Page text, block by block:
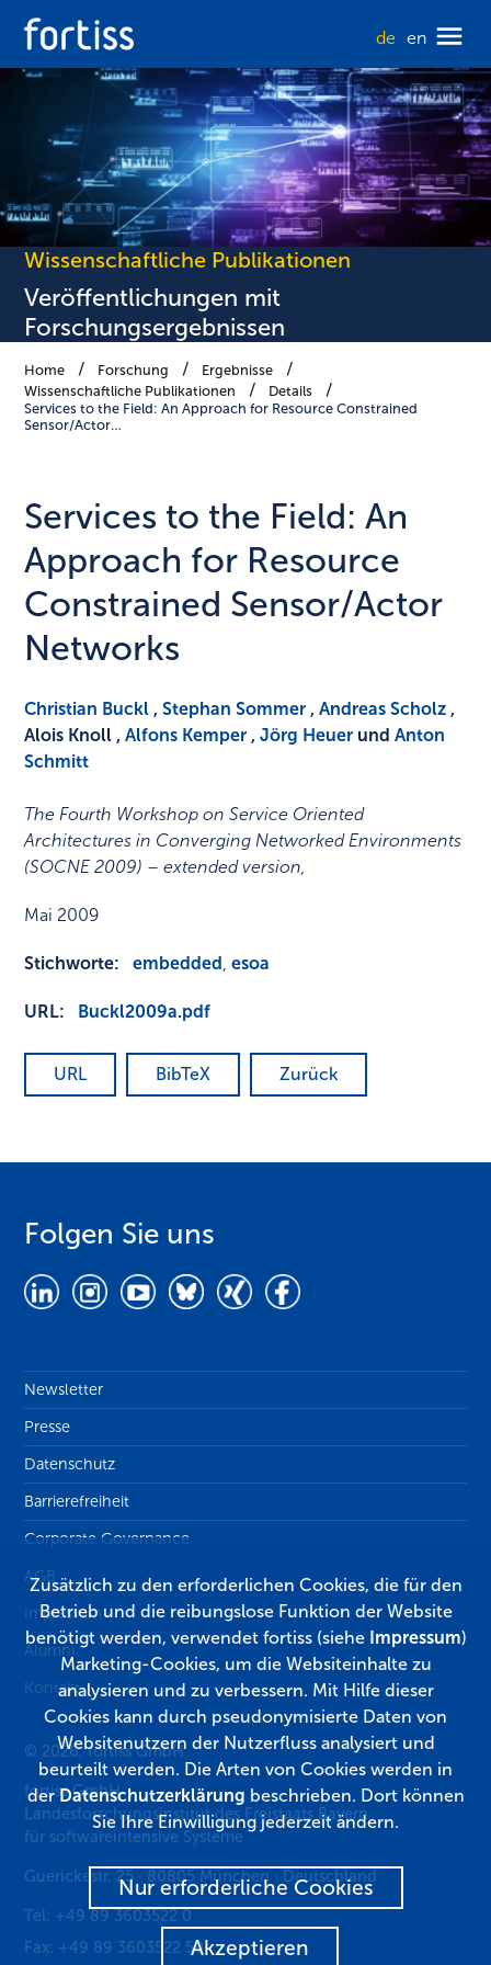
de en
Wissenschaftliche Publikationen
Veröffentlichungen mit
Forschungsergebnissen
Home Forschung
Ergebnisse
Wissenschaftliche Publikationen
Details
Services to the Field: An Approach for Resource Constrained
Sensor/Actor…
Services to the Field: An
Approach for Resource
Constrained Sensor/Actor
Networks
Christian Buckl ,Stephan Sommer ,Andreas Scholz ,
Alois Knoll ,Alfons Kemper ,Jörg Heuer undAnton
Schmitt
The Fourth Workshop on Service Oriented
Architectures in Converging Networked Environments
(SOCNE 2009) – extended version,
Mai 2009
Stichworte: embedded ,esoa
URL: Buckl2009a.pdf
URL BibTeX Zurück
Folgen Sie uns
Newsletter
Presse
Datenschutz
Barrierefreiheit
Corporate Governance
AGB
Impressum
Alumni
Kontakt
© 2026, fortiss GmbH
fortiss GmbH
Landesforschungsinstitut des Freistaats Bayern
für softwareintensive Systeme
Guerickestr. 25 · 80805 München · Deutschland
Tel: +49 89 3603522 0
Fax: +49 89 3603522 50
Zusätzlich zu den erforderlichen Cookies, die für den
Betrieb und die reibungslose Funktion der Website
benötigt werden, verwendet fortiss (siehe Impressum)
Marketing-Cookies, um die Websiteinhalte zu
analysieren und zu verbessern. Mit Hilfe dieser
Cookies kann durch pseudonymisierte Daten von
Websitenutzern der Nutzerfluss analysiert und
beurteilt werden. Die Arten von Cookies werden in
derDatenschutzerklärung beschrieben. Dort können
Sie Ihre Einwilligung jederzeit ändern.
Nur erforderliche Cookies
Akzeptieren